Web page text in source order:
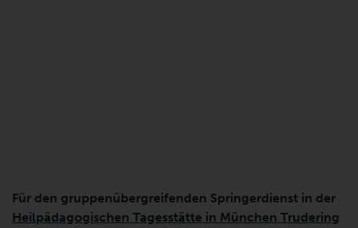
Für den gruppenübergreifenden Springerdienst in der
Heilpädagogischen Tagesstätte in München Trudering